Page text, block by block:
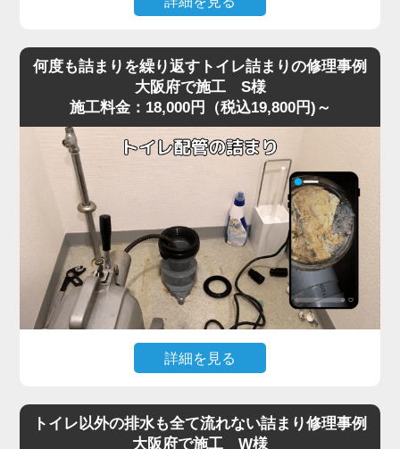
奥へとスムーズに押し流されて通水が回復しました。
り使用できる状態へ無事復旧。
作業後は、嘔吐物は固まりやすいため一度に流さず、紙や
水で分けながら処理する方法をご案内。
を便器に落としてしまい、そのまま気付かず流してしまっ
たことで水位が上がり続け、全く流れなくなったというご
相談がありました。
現場に到着して状況を確認すると、表面上は見えないもの
の、便器内部のカーブした部分で異物がしっかりと引っ掛
かっており、水だけがわずかに抜けていく典型的な異物詰
まりの状態。
こうしたケースは大阪府の住宅でもよく見られ、特に節水
型トイレは排水路が細いため、おもちゃ・キャップ・固形
物などが奥で詰まると家庭用の道具では動かせません。
今回は便器内部で異物が強く噛み込み、手前からの作業で
は取り出しが不可能だったため、便器を一度取り外す脱着
作業で対処しました。
便器を慎重に外し、裏側の排水経路を確認すると、小さな
プラスチックのおもちゃが排水管の入口で完全に引っかか
異物を取り除き、排水路の汚れや残留物も清掃したうえで
再度便器を設置し、通水テストを行うと問題なくスムーズ
何度も詰まりを繰り返すトイレ詰まりの修理事例
大阪府で施工 S様
施工料金：18,000円（税込19,800円)～
詳細を見る
すというご相談がありました。
現場で便器の状態を確認すると、一時的には流れてもすぐ
トイレ以外の排水も全て流れない詰まり修理事例
大阪府で施工 W様